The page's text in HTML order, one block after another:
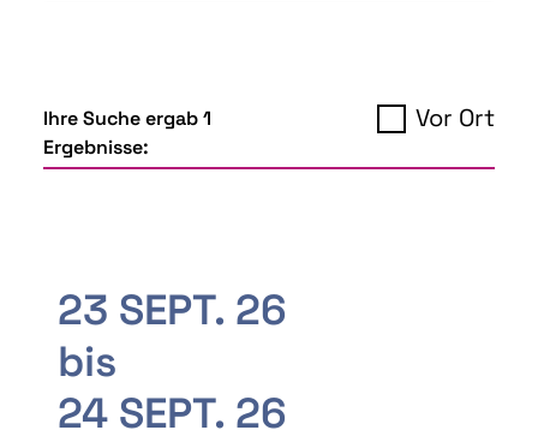
Ihre Suche ergab 1
Ergebnisse:
Vor Ort
23 SEPT. 26
bis
24 SEPT. 26